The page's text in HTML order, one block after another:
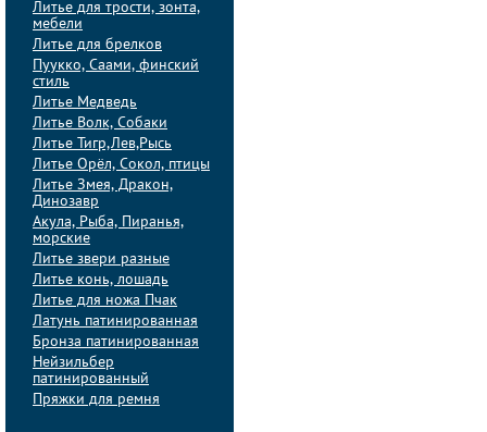
Литье для трости, зонта,
мебели
Литье для брелков
Пуукко, Саами, финский
стиль
Литье Медведь
Литье Волк, Собаки
Литье Тигр,Лев,Рысь
Литье Орёл, Сокол, птицы
Литье Змея, Дракон,
Динозавр
Акула, Рыба, Пиранья,
морские
Литье звери разные
Литье конь, лошадь
Литье для ножа Пчак
Латунь патинированная
Бронза патинированная
Нейзильбер
патинированный
Пряжки для ремня